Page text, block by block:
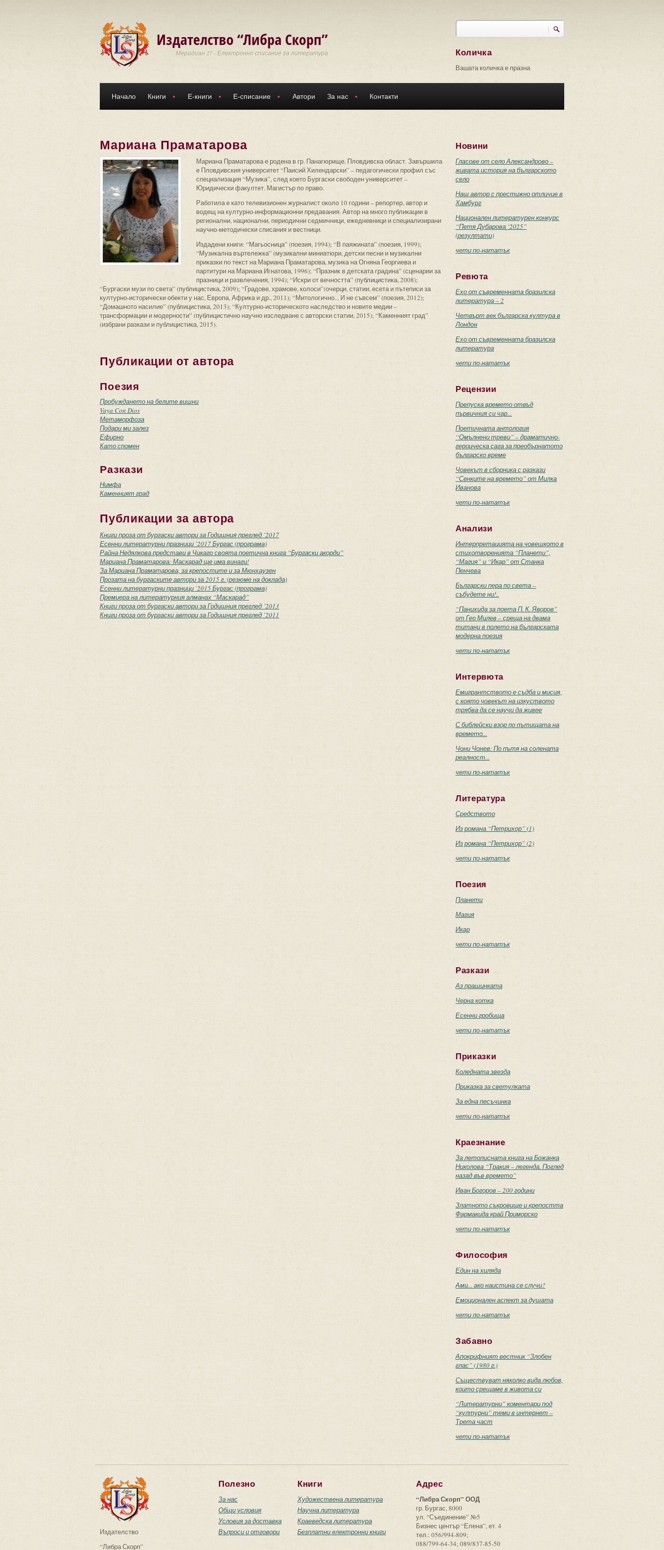
Издателство “Либра Скорп”
Меридиан 27 - Електронно списание за литература
Търси
Количка
Вашата количка е празна
Начало Книги Е-книги Е-списание Автори За нас Контакти
Мариана Праматарова
Мариана Праматарова е родена в гр. Панагюрище, Пловдивска област. Завършила
е Пловдивския университет “Паисий Хилендарски” – педагогически профил със
специализация “Музика”, след което Бургаски свободен университет –
Юридически факултет. Магистър по право.
Работила е като телевизионен журналист около 10 години – репортер, автор и
водещ на културно-информационни предавания. Автор на много публикации в
регионални, национални, периодични седмичници, ежедневници и специализирани
научно-методически списания и вестници.
Издадени книги: “Магьосница” (поезия, 1994); “В паяжината” (поезия, 1999);
“Музикална въртележка” (музикални миниатюри, детски песни и музикални
приказки по текст на Мариана Праматарова, музика на Огняна Георгиева и
партитури на Мариана Игнатова, 1996); “Празник в детската градина” (сценарии за
празници и развлечения, 1994); “Искри от вечността” (публицистика, 2008);
“Бургаски музи по света” (публицистика, 2009); “Градове, храмове, колоси”(очерци, статии, есета и пътеписи за
културно-исторически обекти у нас, Европа, Африка и др., 2011); “Митологично... И не съвсем” (поезия, 2012);
“Домашното насилие” (публицистика, 2013); “Културно-историческото наследство и новите медии –
трансформации и модерности” (публицистично научно изследване с авторски статии, 2015); “Каменният град”
(избрани разкази и публицистика, 2015).
Публикации от автора
Поезия
Пробуждането на белите вишни
Vaya Con Dios
Метаморфоза
Подари ми залез
Ефирно
Като спомен
Разкази
Нимфа
Каменният град
Публикации за автора
Книги проза от бургаски автори за Годишния преглед ’2017
Есенни литературни празници `2017 Бургас (програма)
Райна Недялкова представи в Чикаго своята поетична книга “Бургаски акорди”
Мариана Праматарова: Маскарад ще има винаги!
За Мариана Праматарова, за крепостите и за Мюнхаузен
Прозата на бургаските автори за 2015 г. (резюме на доклада)
Есенни литературни празници `2015 Бургас (програма)
Премиера на литературния алманах “Маскарад”
Книги проза от бургаски автори за Годишния преглед ’2013
Книги проза от бургаски автори за Годишния преглед ’2011
Новини
Гласове от село Александрово –
живата история на българското
село
Наш автор с престижно отличие в
Хамбург
Национален литературен конкурс
“Петя Дубарова ‘2025”
(резултати)
чети по-нататък
Ревюта
Ехо от съвременната бразилска
литература – 2
Четвърт век българска култура в
Лондон
Ехо от съвременната бразилска
литература
чети по-нататък
Рецензии
Препуска времето отвъд
първичния си чар...
Поетичната антология
“Омълнени треви” – драматично-
героическа сага за преобърнатото
българско време
Човекът в сборника с разкази
“Сенките на времето” от Милка
Иванова
чети по-нататък
Анализи
Интерпретацията на човешкото в
стихотворенията “Планети”,
“Магия” и “Икар” от Станка
Пенчева
Български пера по света –
събудете ни!..
“Панихида за поета П. К. Яворов”
от Гео Милев – среща на двама
титани в полето на българската
модерна поезия
чети по-нататък
Интервюта
Емигрантството е съдба и мисия,
с която човекът на изкуството
трябва да се научи да живее
С библейски взор по пътищата на
времето...
Чони Чонев: По пътя на солената
реалност...
чети по-нататък
Литература
Средството
Из романа “Петрихор” (1)
Из романа “Петрихор” (2)
чети по-нататък
Поезия
Планети
Магия
Икар
чети по-нататък
Разкази
Аз прашинката
Черна котка
Есенни гробища
чети по-нататък
Приказки
Коледната звезда
Приказка за светулката
За една песъчинка
чети по-нататък
Краезнание
За летописната книга на Божанка
Николова “Тракия – легенда. Поглед
назад във времето”
Иван Богоров – 200 години
Златното съкровище и крепостта
Фармакида край Приморско
чети по-нататък
Философия
Един на хиляда
Ами... ако наистина се случи?
Емоционален аспект за душата
чети по-нататък
Забавно
Апокрифният вестник “Злобен
глас” (1980 г.)
Съществуват няколко вида любов,
които срещаме в живота си
“Литературни” коментари под
“културни” теми в интернет –
Трета част
чети по-нататък
Издателство
“Либра Скорп”
Полезно
За нас
Общи условия
Условия за доставка
Въпроси и отговори
Книги
Художествена литература
Научна литература
Краеведска литература
Безплатни електронни книги
Адрес
“Либра Скорп” ООД
гр. Бургас, 8000
ул. “Съединение” №5
Бизнес център “Елена”, ет. 4
тел.: 056/994-809;
088/799-64-34; 089/837-85-50